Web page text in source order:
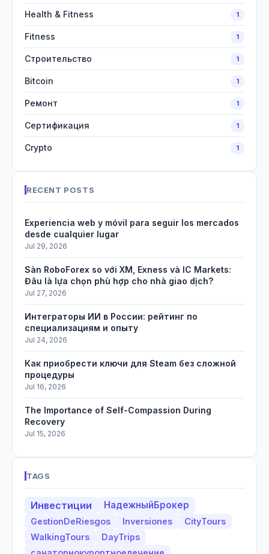
Health & Fitness 1
Fitness 1
Строительство 1
Bitcoin 1
Ремонт 1
Сертификация 1
Crypto 1
RECENT POSTS
Experiencia web y móvil para seguir los mercados
desde cualquier lugar
Jul 29, 2026
Sàn RoboForex so với XM, Exness và IC Markets:
Đâu là lựa chọn phù hợp cho nhà giao dịch?
Jul 27, 2026
Интеграторы ИИ в России: рейтинг по
специализациям и опыту
Jul 24, 2026
Как приобрести ключи для Steam без сложной
процедуры
Jul 16, 2026
The Importance of Self-Compassion During
Recovery
Jul 15, 2026
TAGS
Инвестиции НадежныйБрокер
GestionDeRiesgos Inversiones
CityTours
WalkingTours
DayTrips